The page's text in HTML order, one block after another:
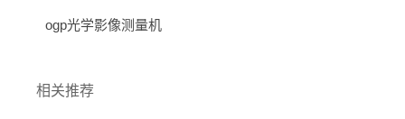
ogp光学影像测量机
相关推荐